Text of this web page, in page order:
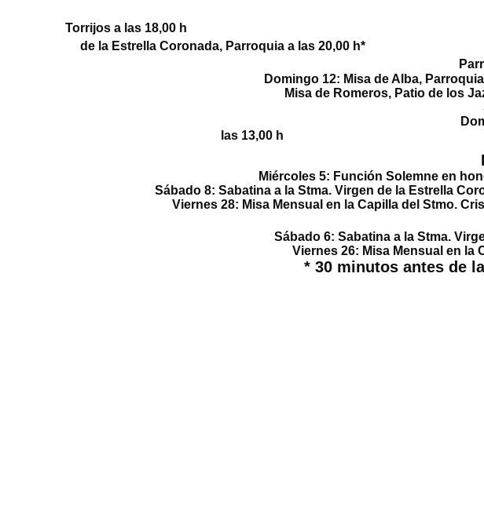
Torrijos a las
de la Estrella Coronada, Parroquia a
Domingo 12: Misa de Alba,
Misa de Romeros, Patio
Domingo
las 13,00
Miércoles 5: Función Solemne en
Sábado 8: Sabatinaa la Stma. Virgen de la Estrella
Viernes 28: Misa Mensual en la Capilla del Stmo.
Sábado 6: Sabatina a la Stma.
Viernes 26: Misa Mensual en la
* 30 minutos antes de